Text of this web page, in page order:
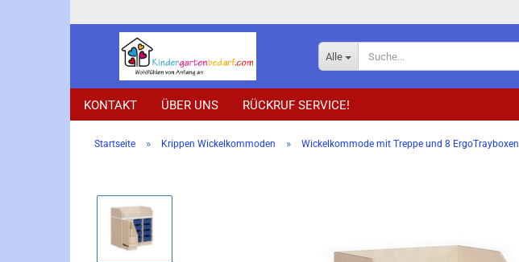
Alle
KONTAKT ÜBER UNS RÜCKRUF SERVICE!
Startseite » Krippen Wickelkommoden » Wickelkommode mit Treppe und 8 ErgoTrayboxen